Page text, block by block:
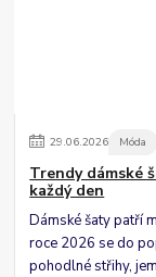
29.06.2026 Móda
Trendy dámské
každý den
Dámské šaty patří
roce 2026 se do
pohodlné střihy,